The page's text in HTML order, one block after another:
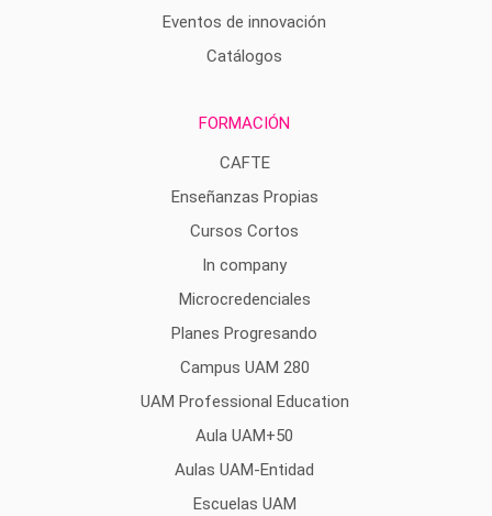
Eventos de innovación
Catálogos
FORMACIÓN
CAFTE
Enseñanzas Propias
Cursos Cortos
In company
Microcredenciales
Planes Progresando
Campus UAM 280
UAM Professional Education
Aula UAM+50
Aulas UAM-Entidad
Escuelas UAM